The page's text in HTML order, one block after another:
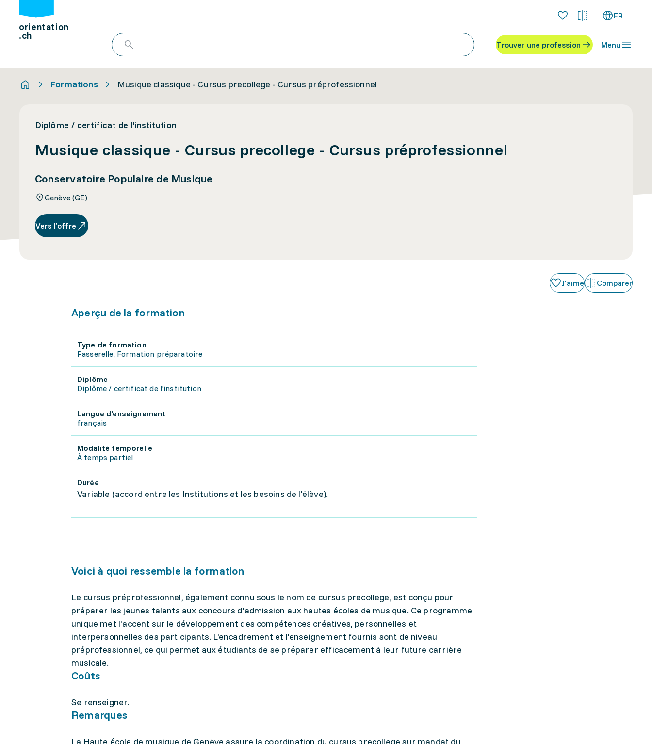
orientation
.ch
FR
Trouver une profession Menu
Formations Musique classique - Cursus precollege - Cursus préprofessionnel
Diplôme / certificat de l'institution
Musique classique - Cursus precollege - Cursus préprofessionnel
Conservatoire Populaire de Musique
Genève (GE)
Vers l’offre
J'aime Comparer
Aperçu de la formation
Type de formation
Passerelle, Formation préparatoire
Diplôme
Diplôme / certificat de l'institution
Langue d'enseignement
français
Modalité temporelle
À temps partiel
Durée
Variable (accord entre les Institutions et les besoins de l'élève).
Voici à quoi ressemble la formation
Le cursus préprofessionnel, également connu sous le nom de cursus precollege, est conçu pour
préparer les jeunes talents aux concours d'admission aux hautes écoles de musique. Ce programme
unique met l'accent sur le développement des compétences créatives, personnelles et
interpersonnelles des participants. L'encadrement et l'enseignement fournis sont de niveau
préprofessionnel, ce qui permet aux étudiants de se préparer efficacement à leur future carrière
musicale.
Coûts
Se renseigner.
Remarques
La Haute école de musique de Genève assure la coordination du cursus precollege sur mandat du